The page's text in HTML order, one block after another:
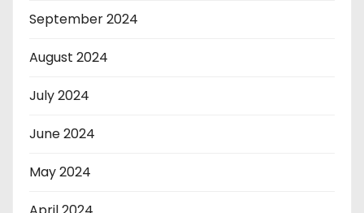
September 2024
August 2024
July 2024
June 2024
May 2024